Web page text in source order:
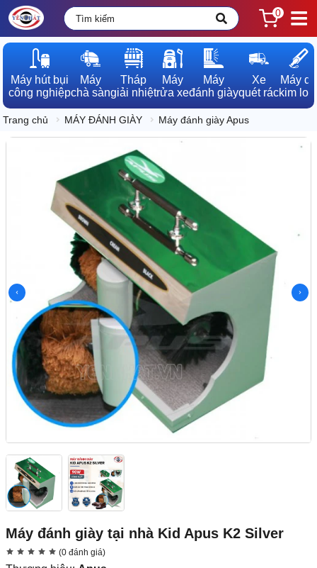
0
Máy hút bụi
công nghiệp
Máy
chà sàn
Tháp
giải nhiệt
Máy
rửa xe
Máy
đánh giày
Xe
quét rác
Máy dò
kim loại
Trang chủ MÁY ĐÁNH GIÀY Máy đánh giày Apus
Máy đánh giày tại nhà Kid Apus K2 Silver
(0 đánh giá)